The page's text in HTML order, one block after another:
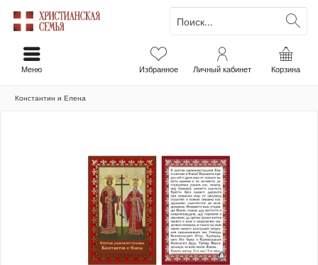
Корзина
Избранное Личный кабинет
Меню
Константин и Елена